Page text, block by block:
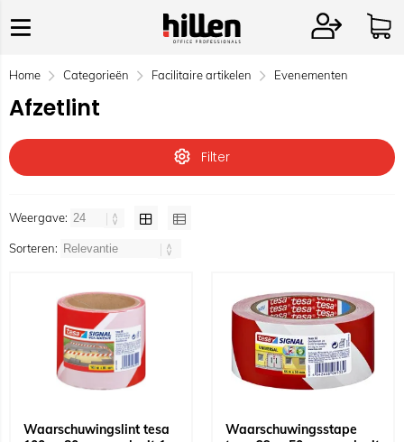
Home Categorieën Facilitaire artikelen Evenementen
Afzetlint
Filter
Weergave:
Sorteren:
Waarschuwingslint tesa
Waarschuwingsstape